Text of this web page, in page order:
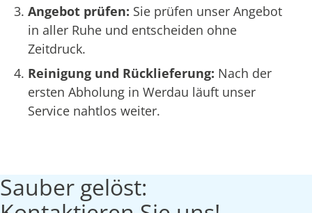
Angebot prüfen: Sie prüfen unser Angebot
in aller Ruhe und entscheiden ohne
Zeitdruck.
Reinigung und Rücklieferung: Nach der
ersten Abholung in Werdau läuft unser
Service nahtlos weiter.
Sauber gelöst: